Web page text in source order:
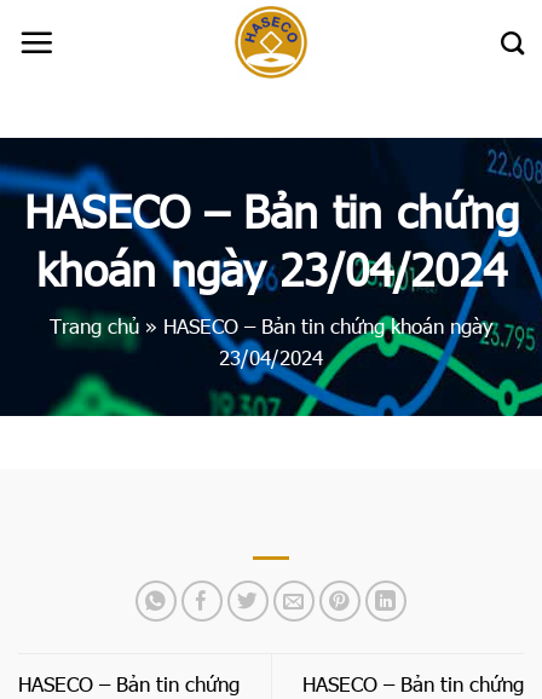
HASECO – Bản tin chứng
khoán ngày 23/04/2024
Trang chủ » HASECO – Bản tin chứng khoán ngày
23/04/2024
HASECO – Bản tin chứng
HASECO – Bản tin chứng